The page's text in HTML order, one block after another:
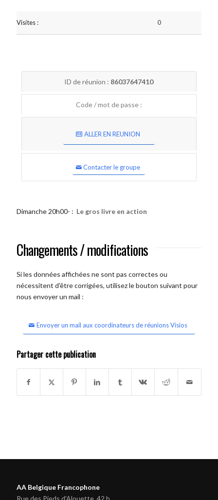
Visites : 0
ID de réunion : 86037647410
Code / mot de passe :
ALLER EN REUNION
Contacter le groupe
Dimanche 20h00- : Le gros livre en action
Changements / modifications
Si les données affichées ne sont pas correctes ou
nécessitent d'être corrigées, utilisez le bouton suivant pour
nous envoyer un mail :
Envoyer un mail aux coordinateurs de réunions Visios
Partager cette publication
AA Belgique Francophone
Rue des Pieds d'Alouette, 42 b